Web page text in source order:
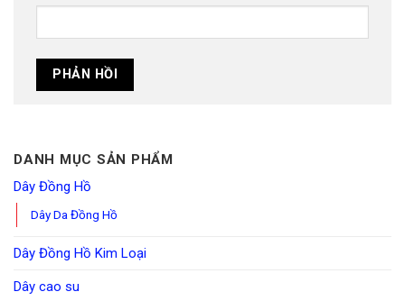
DANH MỤC SẢN PHẨM
Dây Đồng Hồ
Dây Da Đồng Hồ
Dây Đồng Hồ Kim Loại
Dây cao su